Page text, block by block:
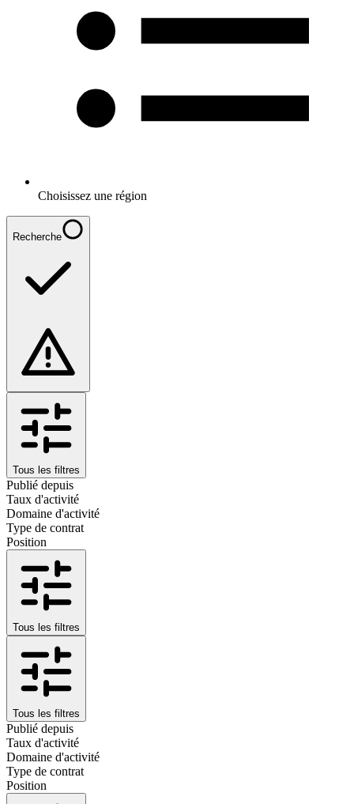
Choisissez une région
Recherche
Tous les filtres
Publié depuis
Taux d'activité
Domaine d'activité
Type de contrat
Position
Tous les filtres
Tous les filtres
Publié depuis
Taux d'activité
Domaine d'activité
Type de contrat
Position